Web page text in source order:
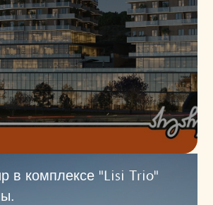
в комплексе "Lisi Trio"